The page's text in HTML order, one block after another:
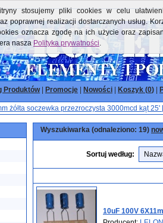
Produktów| Promocje Nowości Koszyk (0)
żółta soczewka przezroczysta 3000mcd kąt
Wyszukiwarka (odnaleziono: 19)
Sortuj według:
10uF 100V
stosujemy pliki cookies w celu
poprawnej realizacji dostarczanych usług.
oznacza zgodę na ich użycie oraz
nasza Polityka prywatności.